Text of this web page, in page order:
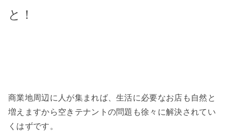
と！
商業地周辺に人が集まれば、生活に必要なお店も自然と
増えますから空きテナントの問題も徐々に解決されてい
くはずです。